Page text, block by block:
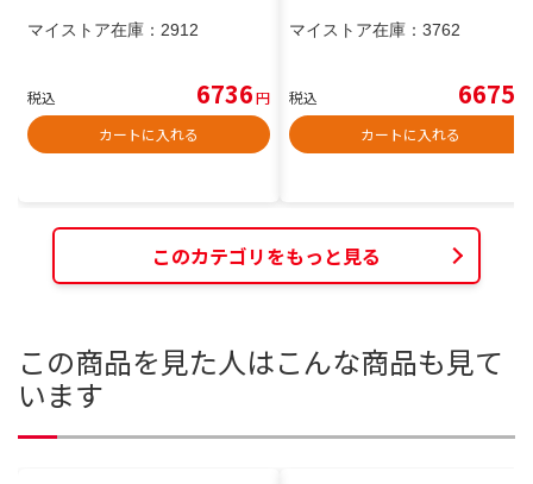
マイストア在庫： 2912
税込 6736円
カートに入れる
マイストア在庫： 3762
税込 6675
カートに入れる
このカテゴリをもっと見る
この商品を見た人はこんな商品も見て
います